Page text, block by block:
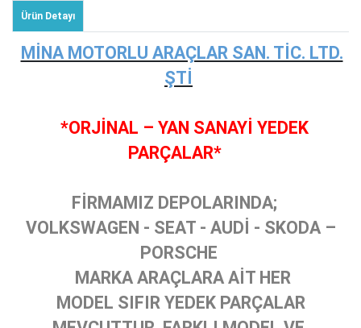
Ürün Detayı
MİNA MOTORLU ARAÇLAR SAN. TİC. LTD.
ŞTİ
*ORJİNAL – YAN SANAYİ YEDEK
PARÇALAR*
FİRMAMIZ DEPOLARINDA;
VOLKSWAGEN - SEAT - AUDİ - SKODA –
PORSCHE
MARKA ARAÇLARA AİT HER
MODEL SIFIR YEDEK PARÇALAR